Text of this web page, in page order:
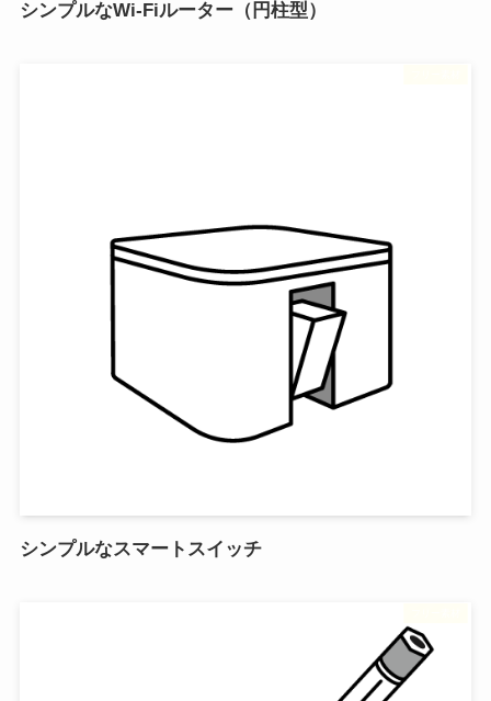
シンプルなWi-Fiルーター（円柱型）
シンプルなスマートスイッチ